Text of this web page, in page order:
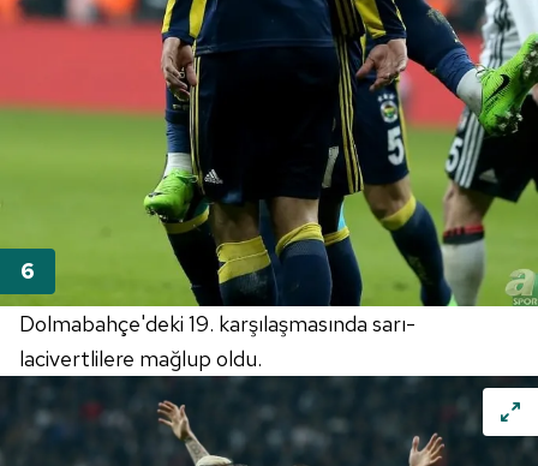
Dolmabahçe'deki 19. karşılaşmasında sarı-
lacivertlilere mağlup oldu.